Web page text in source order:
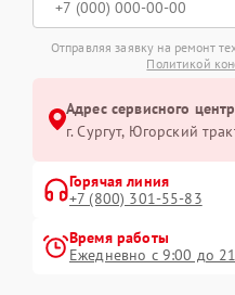
Отправляя заявку на ремонт
Политикой
Адрес сервисного
г. Сургут, Югорский
Горячая линия
+7 (800) 301-55-83
Время работы
Ежедневно с 9:00 до